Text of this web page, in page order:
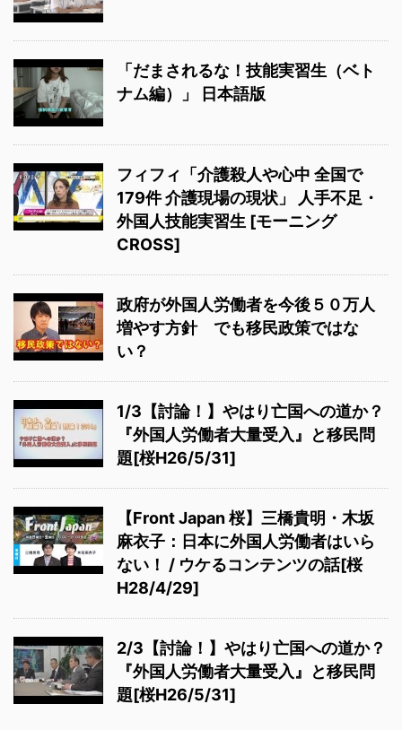
「だまされるな！技能実習生（ベト
ナム編）」 日本語版
フィフィ「介護殺人や心中 全国で
179件 介護現場の現状」 人手不足・
外国人技能実習生 [モーニング
CROSS]
政府が外国人労働者を今後５０万人
増やす方針 でも移民政策ではな
い？
1/3【討論！】やはり亡国への道か？
『外国人労働者大量受入』と移民問
題[桜H26/5/31]
【Front Japan 桜】三橋貴明・木坂
麻衣子：日本に外国人労働者はいら
ない！ / ウケるコンテンツの話[桜
H28/4/29]
2/3【討論！】やはり亡国への道か？
『外国人労働者大量受入』と移民問
題[桜H26/5/31]